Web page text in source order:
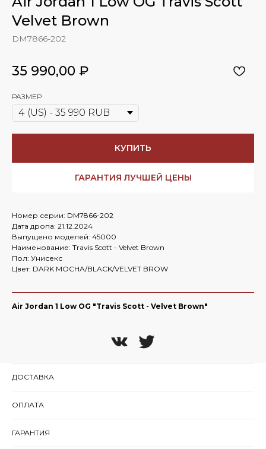
Velvet Brown
DM7866-202
35 990,00 ₽
РАЗМЕР
КУПИТЬ
ГАРАНТИЯ ЛУЧШЕЙ ЦЕНЫ
Номер серии: DM7866-202
Дата дропа: 21.12.2024
Выпущено моделей: 45000
Наименование: Travis Scott - Velvet Brown
Пол: Унисекс
Цвет: DARK MOCHA/BLACK/VELVET BROW
Air Jordan 1 Low OG "Travis Scott - Velvet Brown"
ДОСТАВКА
ОПЛАТА
ГАРАНТИЯ